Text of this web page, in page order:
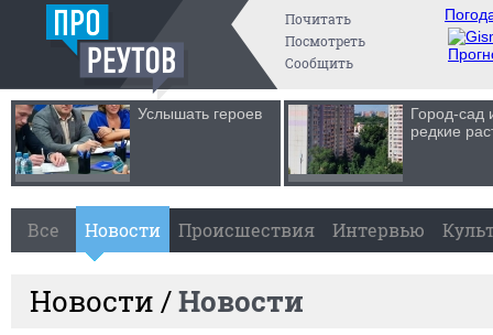
Почитать
Посмотреть
Сообщить
Услышать героев
Город-сад
редкие
Все Новости Происшествия Интервью
Новости /Новости